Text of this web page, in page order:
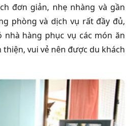
đơn giản, nhẹ nhàng và gần
phòng và dịch vụ rất đầy đủ,
hàng phục vụ các món ăn
vui vẻ nên được du khách